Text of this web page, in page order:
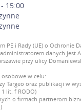
15:00
PE i Rady (UE) o Ochronie
danych jest
przy ulicy
w celu:
Targeo oraz publikacji w
lit. f RODO)
o firmach partnerom